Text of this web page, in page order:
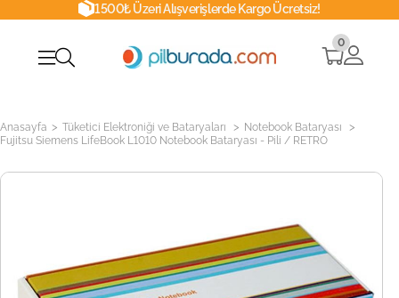
1500₺ Üzeri Alışverişlerde Kargo Ücretsiz!
0
Anasayfa > Tüketici Elektroniği ve Bataryaları > Notebook Bataryası >
Fujitsu Siemens LifeBook L1010 Notebook Bataryası - Pili / RETRO